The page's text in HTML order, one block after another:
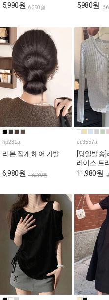
5,990원 6,390원 5,980원
hp231a
리본 집게 헤어 가발
6,980원 13,980원
cd3557a
[당일발송]
레이스 트
디건
11,980원